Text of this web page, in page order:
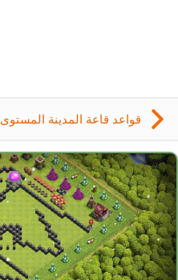
قواعد قاعة المدينة المستوى 8